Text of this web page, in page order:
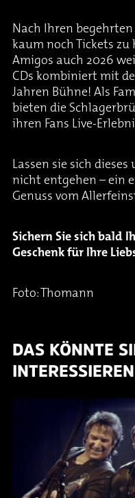
Nach Ihren begehrten
kaum noch Tickets
Amigos auch 2026
CDs kombiniert mit
Jahren Bühne! Als
bieten die
ihren Fans Live-
Lassen sie sich
nicht entgehen – ein
Genuss vom
Sichern Sie sich bald
Geschenk für Ihre
Foto: Thomann
DAS KÖNNTE
INTERESSIEREN